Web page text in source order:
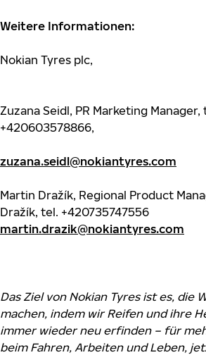
Weitere Informationen:
Nokian Tyres plc,
Zuzana Seidl, PR Marketing Manager,
+420603578866,
zuzana.seidl@nokiantyres.com
Martin Dražík, Regional Product
Dražík, tel. +420735747556
martin.drazik@nokiantyres.com
Das Ziel von Nokian Tyres ist es, die
machen, indem wir Reifen und ihre
immer wieder neu erfinden – für
beim Fahren, Arbeiten und Leben,